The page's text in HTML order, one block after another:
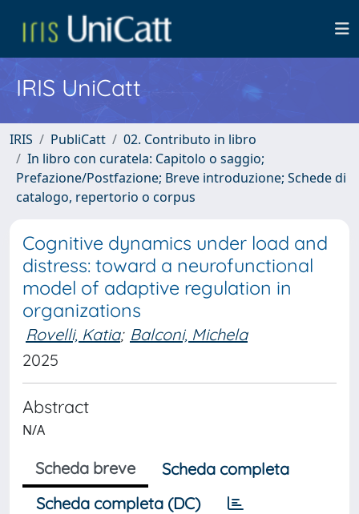
IRIS UniCatt
IRIS PubliCatt
02. Contributo in libro
In libro con curatela: Capitolo o saggio;
Prefazione/Postfazione; Breve introduzione; Schede di
catalogo, repertorio o corpus
Cognitive dynamics under load and
distress: toward a neurofunctional
model of adaptive regulation in
organizations
Rovelli, Katia; Balconi, Michela
2025
Abstract
N/A
Scheda breve
Scheda completa
Scheda completa (DC)